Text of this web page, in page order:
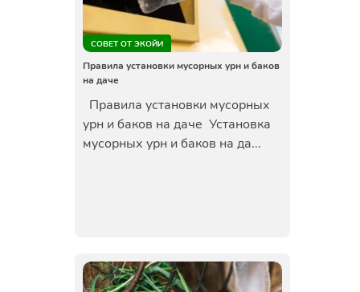
СОВЕТ ОТ ЭКОЙИ
Правила установки мусорных урн и баков
на даче
Правила установки мусорных
урн и баков на даче Установка
мусорных урн и баков на да...